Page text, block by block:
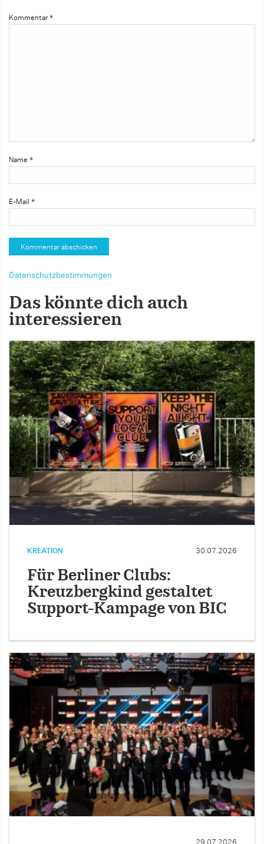
Kommentar *
Name *
E-Mail *
Datenschutzbestimmungen
Das könnte dich auch
interessieren
KREATION 30.07.2026
Für Berliner Clubs:
Kreuzbergkind gestaltet
Support-Kampage von BIC
29.07.2026